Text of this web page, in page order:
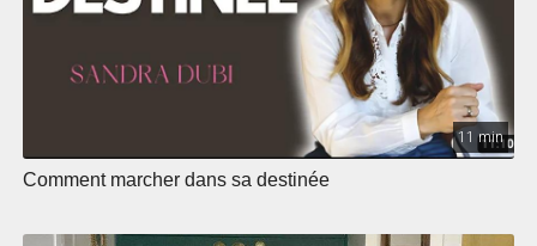
11 min
Comment marcher dans sa destinée